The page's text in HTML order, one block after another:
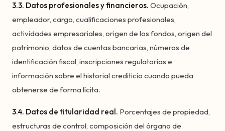
3.3. Datos profesionales y financieros. Ocupación,
empleador, cargo, cualificaciones profesionales,
actividades empresariales, origen de los fondos, origen del
patrimonio, datos de cuentas bancarias, números de
identificación fiscal, inscripciones regulatorias e
información sobre el historial crediticio cuando pueda
obtenerse de forma lícita.
3.4. Datos de titularidad real. Porcentajes de propiedad,
estructuras de control, composición del órgano de